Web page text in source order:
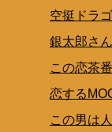
空挺ドラ
銀太郎さ
この恋茶
恋する
この男は